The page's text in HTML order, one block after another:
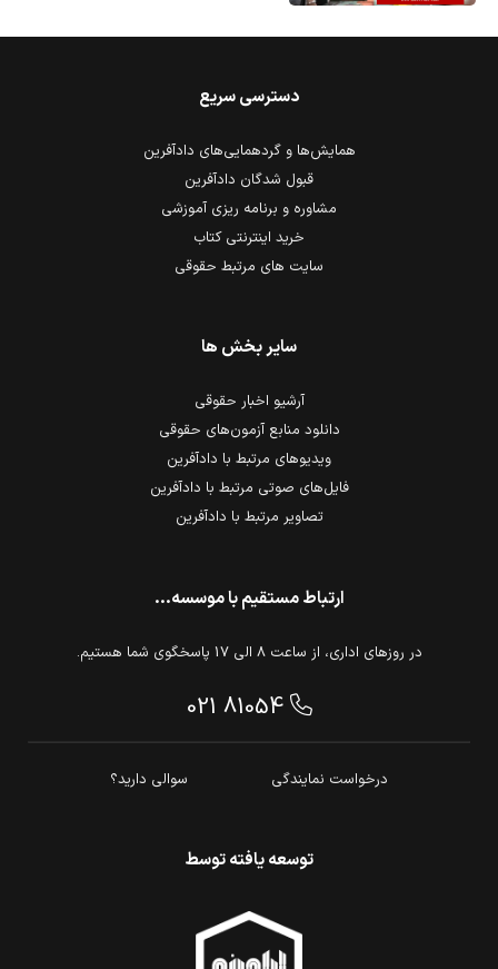
ارتباط مستقیم با موسسه...
در روزهای اداری، از ساعت 8 الی 17 پاسخگوی شما هستیم.
021 81054
درخواست نمایندگی سوالی دارید؟
دسترسی سریع
همایش‌ها و گردهمایی‌های دادآفرین
قبول شدگان دادآفرین
مشاوره و برنامه ریزی آموزشی
خرید اینترنتی کتاب
سایت های مرتبط حقوقی
سایر بخش ها
آرشیو اخبار حقوقی
دانلود منابع آزمون‌های حقوقی
ویدیوهای مرتبط با دادآفرین
فایل‌های صوتی مرتبط با دادآفرین
تصاویر مرتبط با دادآفرین
توسعه یافته توسط